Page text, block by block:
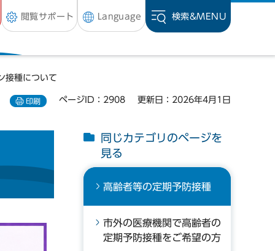
閲覧サポート Language 検索&MENU
接種について
印刷 ページID：2908 更新日：2026年4月1日
同じカテゴリのページを
見る
高齢者等の定期予防接種
市外の医療機関で高齢者の
定期予防接種をご希望の方